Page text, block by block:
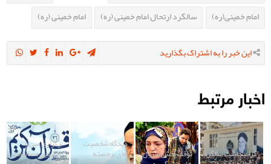
امام خمینی(ره)
سالگرد ارتحال امام خمینی (ره) امام خمینی (ره)
این خبر را به اشتراک بگذارید
اخبار مرتبط
گرامیداشت سالگرد توقف پخش سریال
دیدگاه شخصیت
های برجسته
برگزاری سی و
ششمین مسابقات